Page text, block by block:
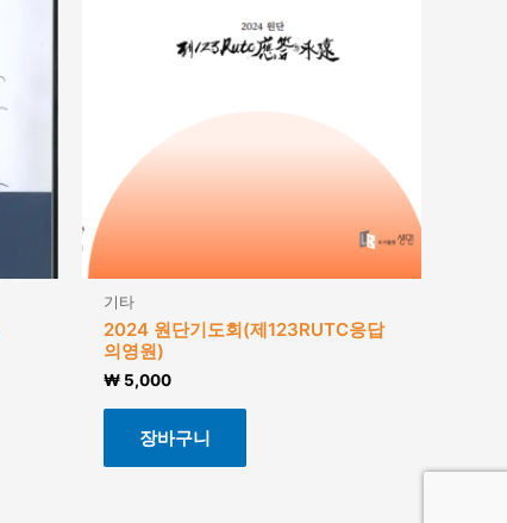
기타
2024 원단기도회(제123RUTC응답
의영원)
₩ 5,000
장바구니